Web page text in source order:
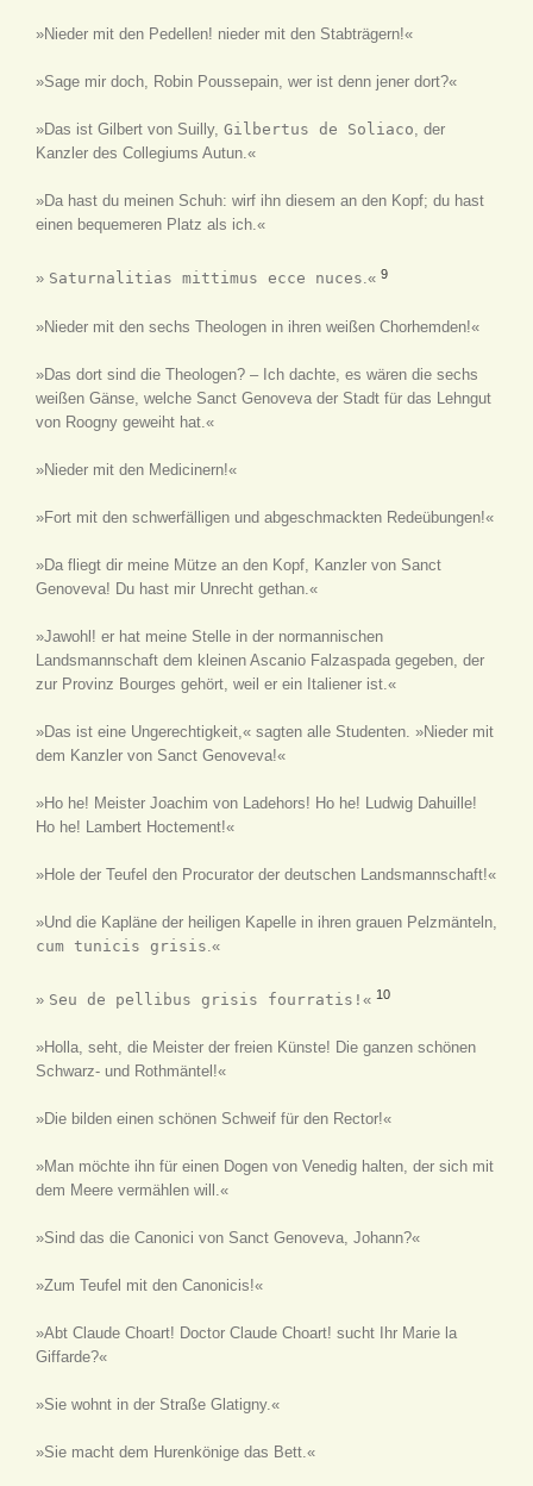
»Nieder mit den Pedellen! nieder mit den Stabträgern!«
»Sage mir doch, Robin Poussepain, wer ist denn jener dort?«
»Das ist Gilbert von Suilly, Gilbertus de Soliaco, der
Kanzler des Collegiums Autun.«
»Da hast du meinen Schuh: wirf ihn diesem an den Kopf; du hast
einen bequemeren Platz als ich.«
» Saturnalitias mittimus ecce nuces.« 9
»Nieder mit den sechs Theologen in ihren weißen Chorhemden!«
»Das dort sind die Theologen? – Ich dachte, es wären die sechs
weißen Gänse, welche Sanct Genoveva der Stadt für das Lehngut
von Roogny geweiht hat.«
»Nieder mit den Medicinern!«
»Fort mit den schwerfälligen und abgeschmackten Redeübungen!«
»Da fliegt dir meine Mütze an den Kopf, Kanzler von Sanct
Genoveva! Du hast mir Unrecht gethan.«
»Jawohl! er hat meine Stelle in der normannischen
Landsmannschaft dem kleinen Ascanio Falzaspada gegeben, der
zur Provinz Bourges gehört, weil er ein Italiener ist.«
»Das ist eine Ungerechtigkeit,« sagten alle Studenten. »Nieder mit
dem Kanzler von Sanct Genoveva!«
»Ho he! Meister Joachim von Ladehors! Ho he! Ludwig Dahuille!
Ho he! Lambert Hoctement!«
»Hole der Teufel den Procurator der deutschen Landsmannschaft!«
»Und die Kapläne der heiligen Kapelle in ihren grauen Pelzmänteln,
cum tunicis grisis .«
» Seu de pellibus grisis fourratis! « 10
»Holla, seht, die Meister der freien Künste! Die ganzen schönen
Schwarz- und Rothmäntel!«
»Die bilden einen schönen Schweif für den Rector!«
»Man möchte ihn für einen Dogen von Venedig halten, der sich mit
dem Meere vermählen will.«
»Sind das die Canonici von Sanct Genoveva, Johann?«
»Zum Teufel mit den Canonicis!«
»Abt Claude Choart! Doctor Claude Choart! sucht Ihr Marie la
Giffarde?«
»Sie wohnt in der Straße Glatigny.«
»Sie macht dem Hurenkönige das Bett.«